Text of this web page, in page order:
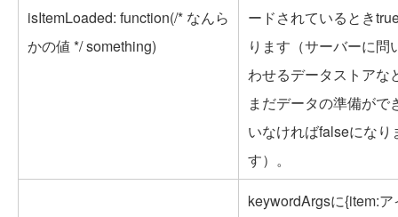
isItemLoaded: function(/* なんら
かの値 */ something)
ードされているとき
ります（サーバーに問
わせるデータストアな
まだデータの準備がで
いなければfalseになり
す）。
keywordArgsに{item:ア